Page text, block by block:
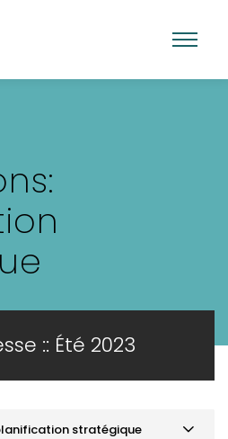
:: Été 2023
stratégique